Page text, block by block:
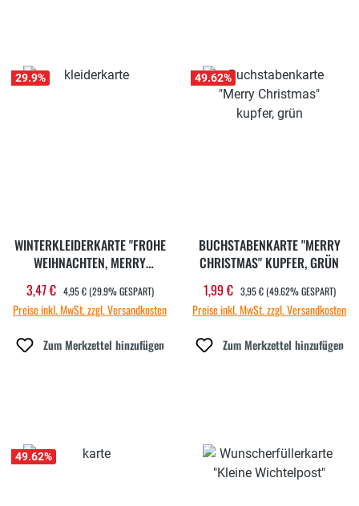
29.9%
WINTERKLEIDERKARTE "FROHE
WEIHNACHTEN, MERRY
Verkaufspreis:
3,47 € REGULÄRER PREIS:
4,95 € (29.9% GESPART)
Preise inkl. MwSt. zzgl. Versandkosten
Zum Merkzettel hinzufügen
49.62%
BUCHSTABENKARTE "MERRY
CHRISTMAS" KUPFER, GRÜN
Verkaufspreis:
1,99 € REGULÄRER PREIS:
3,95 € (49.62% GESPART)
Preise inkl. MwSt. zzgl. Versandkosten
Zum Merkzettel hinzufügen
49.62%